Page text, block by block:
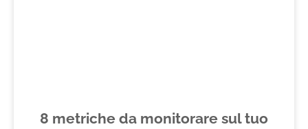
8 metriche da monitorare sul tuo